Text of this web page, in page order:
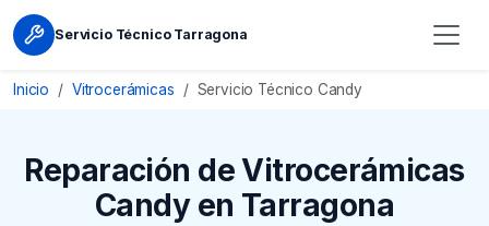
Servicio Técnico Tarragona
Inicio Vitrocerámicas Servicio Técnico Candy
Reparación de Vitrocerámicas
Candy en Tarragona